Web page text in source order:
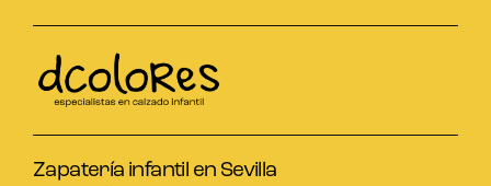
Zapatería infantil en Sevilla